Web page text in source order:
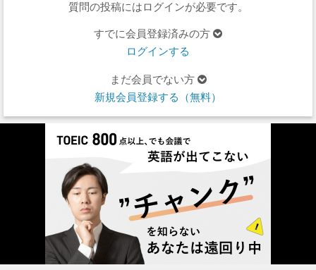
質問の投稿にはログインが必要です。
すでに会員登録済みの方
ログインする
まだ会員でない方
新規会員登録する（無料）